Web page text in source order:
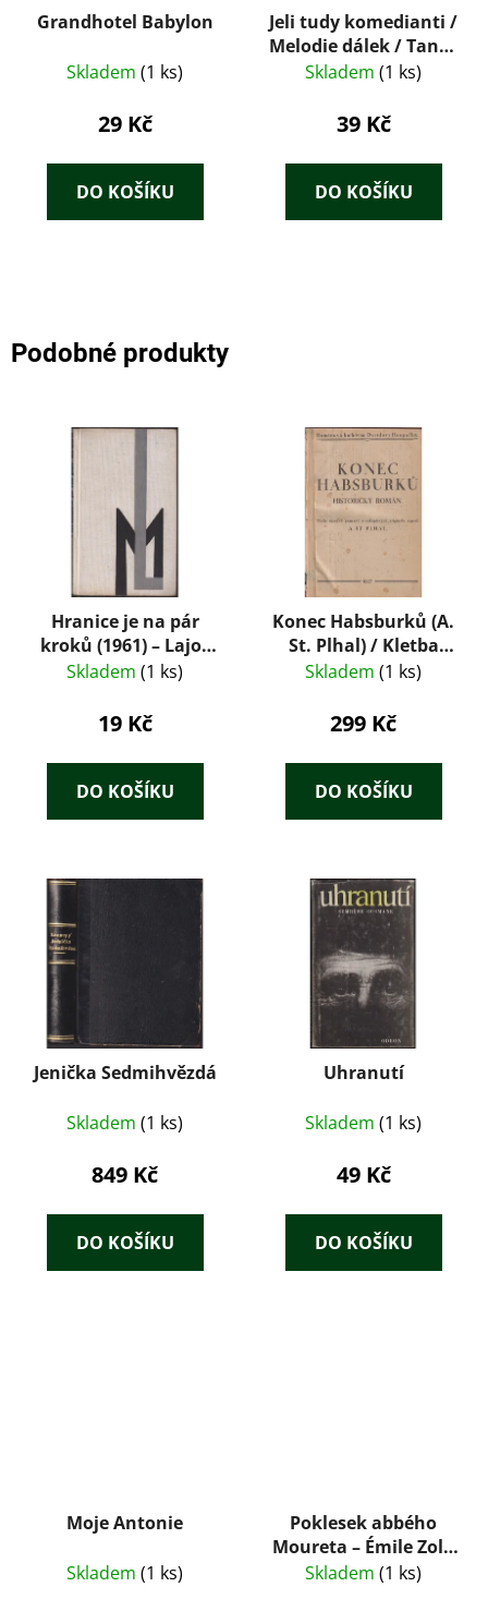
Grandhotel Babylon
Skladem (1 ks)
29 Kč
DO KOŠÍKU
Jeli tudy komedianti /
Melodie dálek / Tanec
kolem šibenice
Skladem (1 ks)
39 Kč
DO KOŠÍKU
Podobné produkty
Hranice je na pár
kroků (1961) – Lajos
Mesterházi
Skladem (1 ks)
19 Kč
DO KOŠÍKU
Konec Habsburků (A.
St. Plhal) / Kletba
Habsburků (Díl V. –
Paprsky smrti (Dr.
tři sešitové romány z
roku 1927 v jedné
Skladem (1 ks)
299 Kč
DO KOŠÍKU
Jenička Sedmihvězdá
Skladem (1 ks)
849 Kč
DO KOŠÍKU
Uhranutí
Skladem (1 ks)
49 Kč
DO KOŠÍKU
Moje Antonie
Skladem (1 ks)
Poklesek abbého
Moureta – Émile Zola
(1923)
Skladem (1 ks)